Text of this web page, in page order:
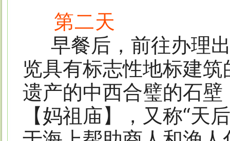
第二天
早餐后，前往办理
览具有标志性地标建
遗产的中西合璧的石
【妈祖庙】，又称“天